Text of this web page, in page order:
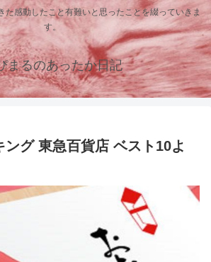
た感動したこと有難いと思ったことを綴っていきま
す。
まるのあったか日記
ング 東急百貨店 ベスト10よ